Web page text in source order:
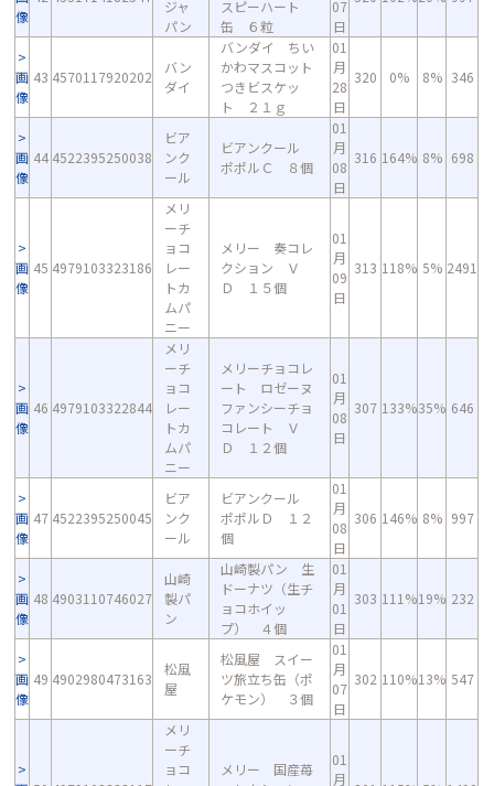
像
ジャ
パン
スピーハート
缶 ６粒
07
日
画
像
43 4570117920202
バン
ダイ
バンダイ ちい
かわマスコット
つきビスケッ
ト ２１ｇ
01
月
28
日
320 0% 8% 346
画
像
44 4522395250038
ビア
ンク
ール
ビアンクール
ポポルＣ ８個
01
月
08
日
316 164% 8% 698
画
像
45 4979103323186
メリ
ーチ
ョコ
レー
トカ
ムパ
ニー
メリー 奏コレ
クション Ｖ
Ｄ １５個
01
月
09
日
313 118% 5% 2491
画
像
46 4979103322844
メリ
ーチ
ョコ
レー
トカ
ムパ
ニー
メリーチョコレ
ート ロゼーヌ
ファンシーチョ
コレート Ｖ
Ｄ １２個
01
月
08
日
307 133%35% 646
画
像
47 4522395250045
ビア
ンク
ール
ビアンクール
ポポルＤ １２
個
01
月
08
日
306 146% 8% 997
画
像
48 4903110746027
山崎
製パ
ン
山崎製パン 生
ドーナツ（生チ
ョコホイッ
プ） ４個
01
月
01
日
303 111%19% 232
画
像
49 4902980473163
松風
屋
松風屋 スイー
ツ旅立ち缶（ポ
ケモン） ３個
01
月
07
日
302 110%13% 547
メリ
ーチ
ョコ
メリー 国産苺
01
月